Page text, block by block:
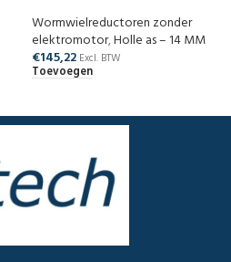
Wormwielreductoren zonder
elektromotor,Holle as – 14 MM
€145,22 Excl. BTW
Toevoegen